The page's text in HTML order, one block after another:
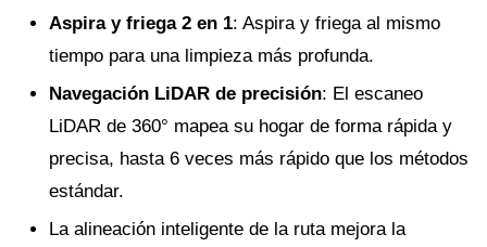
Aspira y friega 2 en 1: Aspira y friega al mismo
tiempo para una limpieza más profunda.
Navegación LiDAR de precisión: El escaneo
LiDAR de 360° mapea su hogar de forma rápida y
precisa, hasta 6 veces más rápido que los métodos
estándar.
La alineación inteligente de la ruta mejora la